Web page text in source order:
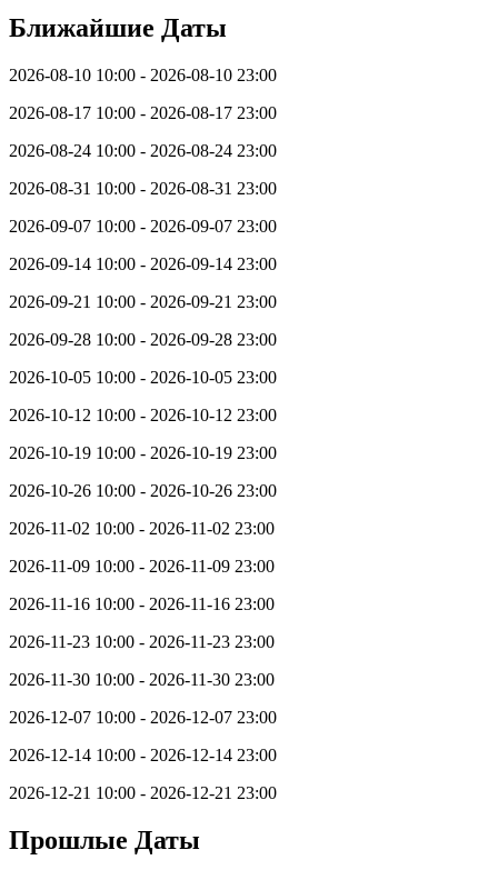
Ближайшие Даты
2026-08-10 10:00 - 2026-08-10 23:00
2026-08-17 10:00 - 2026-08-17 23:00
2026-08-24 10:00 - 2026-08-24 23:00
2026-08-31 10:00 - 2026-08-31 23:00
2026-09-07 10:00 - 2026-09-07 23:00
2026-09-14 10:00 - 2026-09-14 23:00
2026-09-21 10:00 - 2026-09-21 23:00
2026-09-28 10:00 - 2026-09-28 23:00
2026-10-05 10:00 - 2026-10-05 23:00
2026-10-12 10:00 - 2026-10-12 23:00
2026-10-19 10:00 - 2026-10-19 23:00
2026-10-26 10:00 - 2026-10-26 23:00
2026-11-02 10:00 - 2026-11-02 23:00
2026-11-09 10:00 - 2026-11-09 23:00
2026-11-16 10:00 - 2026-11-16 23:00
2026-11-23 10:00 - 2026-11-23 23:00
2026-11-30 10:00 - 2026-11-30 23:00
2026-12-07 10:00 - 2026-12-07 23:00
2026-12-14 10:00 - 2026-12-14 23:00
2026-12-21 10:00 - 2026-12-21 23:00
Прошлые Даты